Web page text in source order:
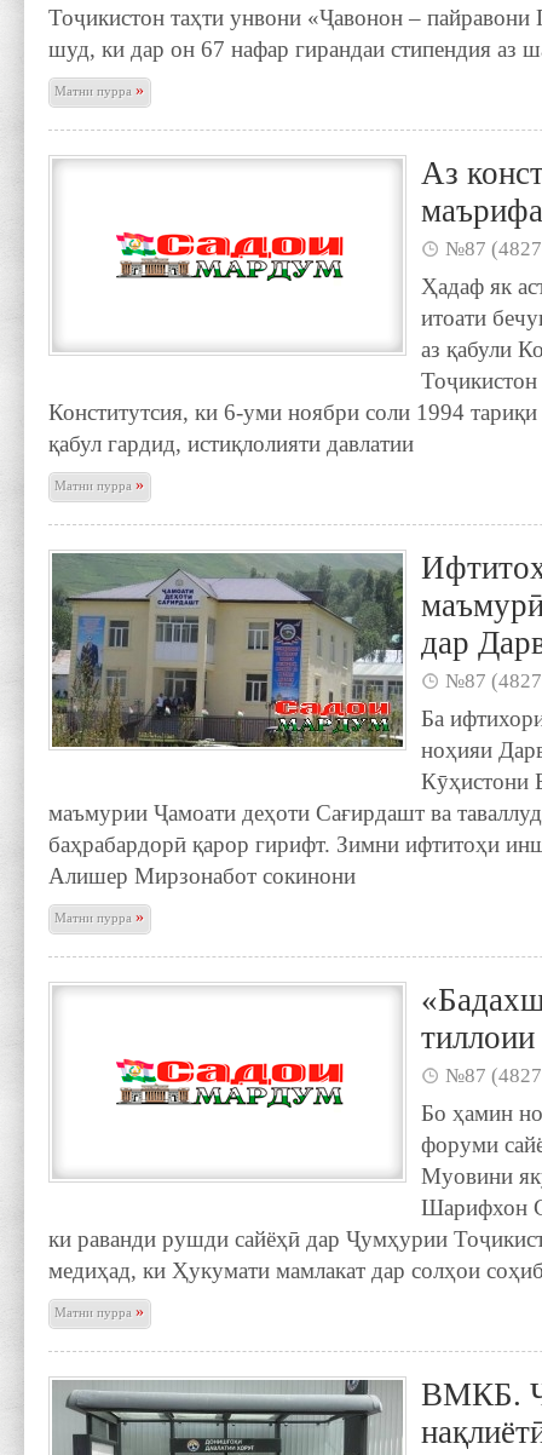
Тоҷикистон таҳти унвони «Ҷавонон –
шуд, ки дар он 67 нафар гирандаи стипендия аз
Матни пурра»
Аз
№87
Ҳадаф як
итоати
аз қабули
Конститутсия, ки 6-уми ноябри соли 1994
қабул гардид, истиқлолияти давлатии
Матни пурра»
дар
№87
Ба
ноҳияи
Кӯҳистони
маъмурии Ҷамоати деҳоти Сағирдашт ва
баҳрабардорӣ қарор гирифт. Зимни ифтитоҳи
Алишер Мирзонабот сокинони
Матни пурра»
№87
Бо ҳамин
форуми
Муовини
Шарифхон
ки раванди рушди сайёҳӣ дар Ҷумҳурии
медиҳад, ки Ҳукумати мамлакат дар солҳои
Матни пурра»
ВМКБ.